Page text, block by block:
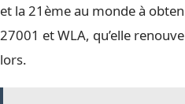
et la 21ème au monde à
27001 et WLA, qu’elle
lors.